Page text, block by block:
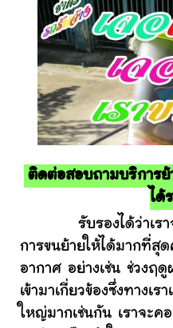
ติดต่อสอบถามบริการย้
ได้
รับรองได้ว่าเราจะ
การขนย้ายให้ได้มากที่สุ
อากาศ อย่างเช่น ช่วงฤ
เข้ามาเกี่ยวข้องซึ่งทางเ
ใหญ่มากเช่นกัน เราจะ